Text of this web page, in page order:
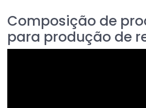
Composição de
para produção de